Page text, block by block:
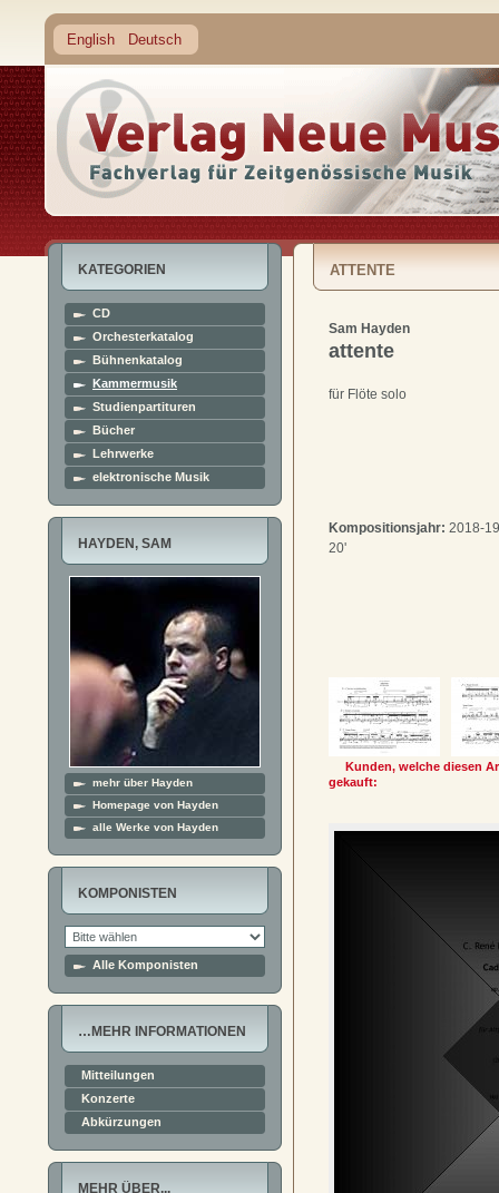
English Deutsch
KATEGORIEN
CD
Orchesterkatalog
Bühnenkatalog
Kammermusik
Studienpartituren
Bücher
Lehrwerke
elektronische Musik
HAYDEN, SAM
mehr über Hayden
Homepage von Hayden
alle Werke von Hayden
KOMPONISTEN
Alle Komponisten
…MEHR INFORMATIONEN
Mitteilungen
Konzerte
Abkürzungen
MEHR ÜBER...
ATTENTE
Sam Hayden
attente
für Flöte solo
Kompositionsjahr: 2018-
20'
Kunden, welche diesen
gekauft: